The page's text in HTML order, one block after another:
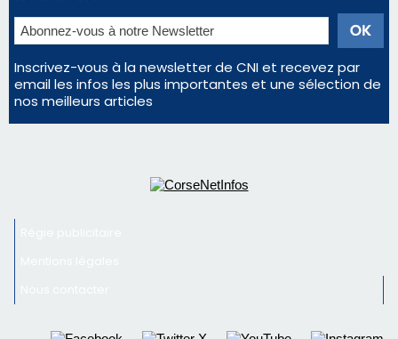
Inscrivez-vous à la newsletter de CNI et recevez par
email les infos les plus importantes et une sélection de
nos meilleurs articles